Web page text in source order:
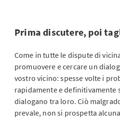
Prima discutere, poi
Come in tutte le dispute di
promuovere e cercare un
vostro vicino: spesse volte i
rapidamente e definitivamente
dialogano tra loro. Ciò
prevale, non si prospetta